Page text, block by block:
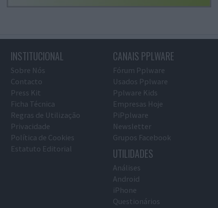
INSTITUCIONAL
Sobre Nós
Contacto
Press Kit
Ficha Técnica
Regras de Utilização
Privacidade
Política de Cookies
Estatuto Editorial
CANAIS PPLWARE
Fórum Pplware
Usados Pplware
Pplware Kids
Empresas Hoje
PiPplware
Newsletter
Grupos Facebook
UTILIDADES
Análises
Android
iPhone
Questionários